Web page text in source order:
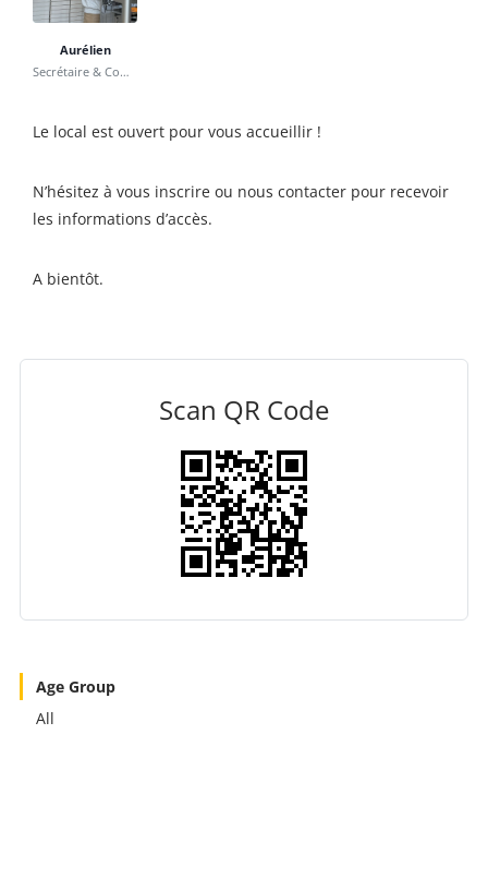
Aurélien
Secrétaire & Communication
Le local est ouvert pour vous accueillir !
N’hésitez à vous inscrire ou nous contacter pour recevoir
les informations d’accès.
A bientôt.
Scan QR Code
Age Group
All